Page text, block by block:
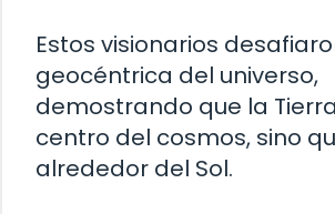
Estos visionarios
geocéntrica del universo,
demostrando que la
centro del cosmos, sino
alrededor del Sol.